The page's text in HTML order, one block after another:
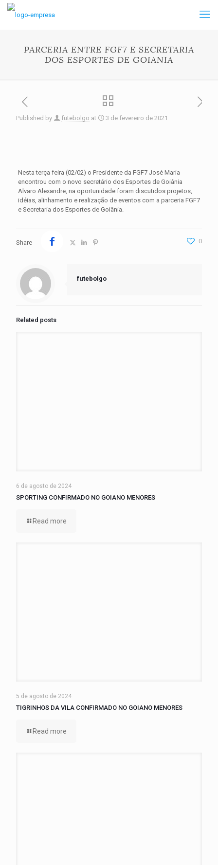
PARCERIA ENTRE FGF7 E SECRETARIA
DOS ESPORTES DE GOIANIA
Published by futebolgo at 3 de fevereiro de 2021
Nesta terça feira (02/02) o Presidente da FGF7 José Maria
encontrou com o novo secretário dos Esportes de Goiânia
Alvaro Alexandre, na oportunidade foram discutidos projetos,
idéias, alinhamento e realização de eventos com a parceria FGF7
e Secretaria dos Esportes de Goiânia.
Share 0
futebolgo
Related posts
6 de agosto de 2024
SPORTING CONFIRMADO NO GOIANO MENORES
Read more
5 de agosto de 2024
TIGRINHOS DA VILA CONFIRMADO NO GOIANO MENORES
Read more